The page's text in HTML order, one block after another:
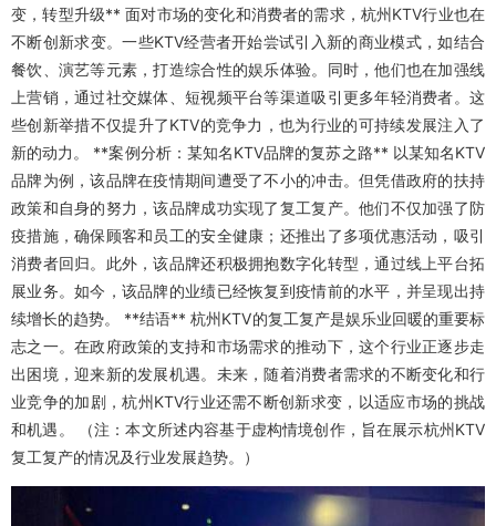
变，转型升级** 面对市场的变化和消费者的需求，杭州KTV行业也在
不断创新求变。一些KTV经营者开始尝试引入新的商业模式，如结合
餐饮、演艺等元素，打造综合性的娱乐体验。同时，他们也在加强线
上营销，通过社交媒体、短视频平台等渠道吸引更多年轻消费者。这
些创新举措不仅提升了KTV的竞争力，也为行业的可持续发展注入了
新的动力。 **案例分析：某知名KTV品牌的复苏之路** 以某知名KTV
品牌为例，该品牌在疫情期间遭受了不小的冲击。但凭借政府的扶持
政策和自身的努力，该品牌成功实现了复工复产。他们不仅加强了防
疫措施，确保顾客和员工的安全健康；还推出了多项优惠活动，吸引
消费者回归。此外，该品牌还积极拥抱数字化转型，通过线上平台拓
展业务。如今，该品牌的业绩已经恢复到疫情前的水平，并呈现出持
续增长的趋势。 **结语** 杭州KTV的复工复产是娱乐业回暖的重要标
志之一。在政府政策的支持和市场需求的推动下，这个行业正逐步走
出困境，迎来新的发展机遇。未来，随着消费者需求的不断变化和行
业竞争的加剧，杭州KTV行业还需不断创新求变，以适应市场的挑战
和机遇。 （注：本文所述内容基于虚构情境创作，旨在展示杭州KTV
复工复产的情况及行业发展趋势。）